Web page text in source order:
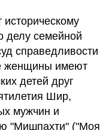
делу семейной
справедливости
женщины имеют
детей друг
Шир,
мужчин и
"Мишпахти" ("Моя